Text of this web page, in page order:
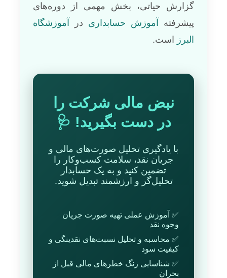
گزارش حیاتی، بخش مهمی از دوره‌های
پیشرفته آموزش حسابداری در آموزشگاه
البرز است.
نبض مالی شرکت را
در دست بگیرید! 🩺
با یادگیری تحلیل صورت‌های مالی و
جریان نقد، سلامت کسب‌وکار را
تضمین کنید و به یک حسابدار
تحلیل‌گر و ارزشمند تبدیل شوید.
✅ آموزش عملی تهیه صورت جریان
وجوه نقد
✅ محاسبه و تحلیل نسبت‌های نقدینگی و
کیفیت سود
✅ شناسایی زنگ خطرهای مالی قبل از
بحران